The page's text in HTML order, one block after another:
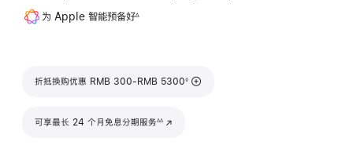
为 Apple 智能预备好∆
折抵换购优惠 RMB 300-RMB 5300
脚注
◊
可享最长 24 个月免息分期服务∆∆
(在新窗口中打开)